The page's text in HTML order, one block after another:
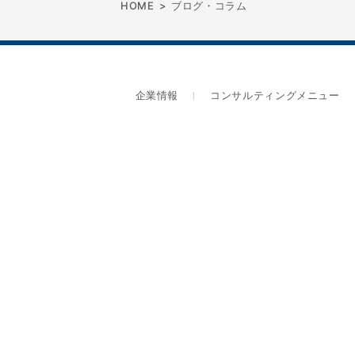
HOME > ブログ・コラム
企業情報 コンサルティングメニュー